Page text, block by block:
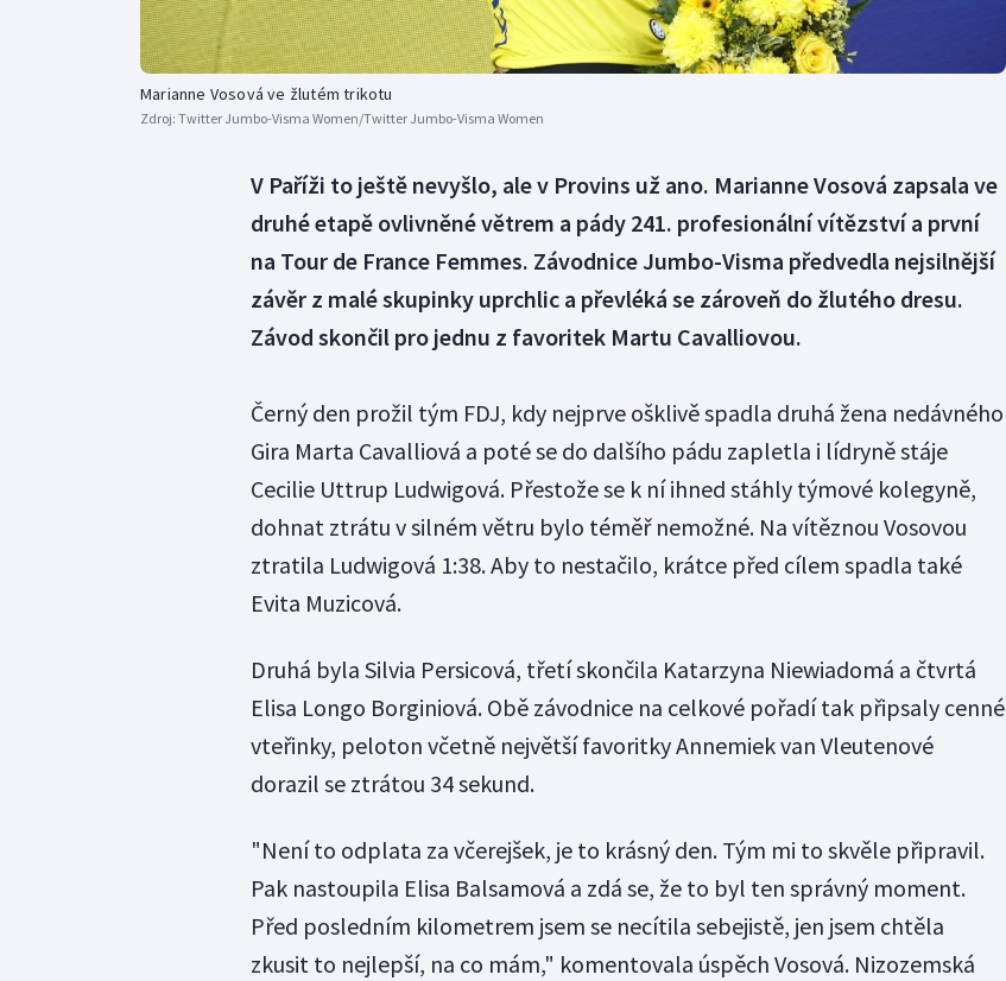
Marianne Vosová ve žlutém trikotu
Zdroj: Twitter Jumbo-Visma Women/Twitter Jumbo-Visma Women
V Paříži to ještě nevyšlo, ale v Provins už ano. Marianne Vosová zapsala ve
druhé etapě ovlivněné větrem a pády 241. profesionální vítězství a první
na Tour de France Femmes. Závodnice Jumbo-Visma předvedla nejsilnější
závěr z malé skupinky uprchlic a převléká se zároveň do žlutého dresu.
Závod skončil pro jednu z favoritek Martu Cavalliovou.
Černý den prožil tým FDJ, kdy nejprve ošklivě spadla druhá žena nedávného
Gira Marta Cavalliová a poté se do dalšího pádu zapletla i lídryně stáje
Cecilie Uttrup Ludwigová. Přestože se k ní ihned stáhly týmové kolegyně,
dohnat ztrátu v silném větru bylo téměř nemožné. Na vítěznou Vosovou
ztratila Ludwigová 1:38. Aby to nestačilo, krátce před cílem spadla také
Evita Muzicová.
Druhá byla Silvia Persicová, třetí skončila Katarzyna Niewiadomá a čtvrtá
Elisa Longo Borginiová. Obě závodnice na celkové pořadí tak připsaly cenné
vteřinky, peloton včetně největší favoritky Annemiek van Vleutenové
dorazil se ztrátou 34 sekund.
"Není to odplata za včerejšek, je to krásný den. Tým mi to skvěle připravil.
Pak nastoupila Elisa Balsamová a zdá se, že to byl ten správný moment.
Před posledním kilometrem jsem se necítila sebejistě, jen jsem chtěla
zkusit to nejlepší, na co mám," komentovala úspěch Vosová. Nizozemská